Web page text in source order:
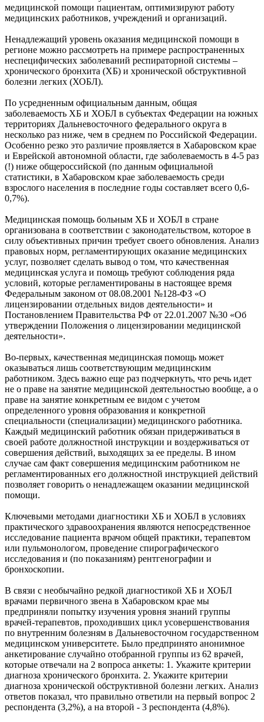
медицинской помощи пациентам, оптимизируют работу
медицинских работников, учреждений и организаций.
Ненадлежащий уровень оказания медицинской помощи в
регионе можно рассмотреть на примере распространенных
неспецифических заболеваний респираторной системы –
хронического бронхита (ХБ) и хронической обструктивной
болезни легких (ХОБЛ).
По усредненным официальным данным, общая
заболеваемость ХБ и ХОБЛ в субъектах Федерации на южных
территориях Дальневосточного федерального округа в
несколько раз ниже, чем в среднем по Российской Федерации.
Особенно резко это различие проявляется в Хабаровском крае
и Еврейской автономной области, где заболеваемость в 4-5 раз
(!) ниже общероссийской (по данным официальной
статистики, в Хабаровском крае заболеваемость среди
взрослого населения в последние годы составляет всего 0,6-
0,7%).
Медицинская помощь больным ХБ и ХОБЛ в стране
организована в соответствии с законодательством, которое в
силу объективных причин требует своего обновления. Анализ
правовых норм, регламентирующих оказание медицинских
услуг, позволяет сделать вывод о том, что качественная
медицинская услуга и помощь требуют соблюдения ряда
условий, которые регламентированы в настоящее время
Федеральным законом от 08.08.2001 №128-ФЗ «О
лицензировании отдельных видов деятельности» и
Постановлением Правительства РФ от 22.01.2007 №30 «Об
утверждении Положения о лицензировании медицинской
деятельности».
Во-первых, качественная медицинская помощь может
оказываться лишь соответствующим медицинским
работником. Здесь важно еще раз подчеркнуть, что речь идет
не о праве на занятие медицинской деятельностью вообще, а о
праве на занятие конкретным ее видом с учетом
определенного уровня образования и конкретной
специальности (специализации) медицинского работника.
Каждый медицинский работник обязан придерживаться в
своей работе должностной инструкции и воздерживаться от
совершения действий, выходящих за ее пределы. В ином
случае сам факт совершения медицинским работником не
регламентированных его должностной инструкцией действий
позволяет говорить о ненадлежащем оказании медицинской
помощи.
Ключевыми методами диагностики ХБ и ХОБЛ в условиях
практического здравоохранения являются непосредственное
исследование пациента врачом общей практики, терапевтом
или пульмонологом, проведение спирографического
исследования и (по показаниям) рентгенографии и
бронхоскопии.
В связи с необычайно редкой диагностикой ХБ и ХОБЛ
врачами первичного звена в Хабаровском крае мы
предприняли попытку изучения уровня знаний группы
врачей-терапевтов, проходивших цикл усовершенствования
по внутренним болезням в Дальневосточном государственном
медицинском университете. Было предпринято анонимное
анкетирование случайно отобранной группы из 62 врачей,
которые отвечали на 2 вопроса анкеты: 1. Укажите критерии
диагноза хронического бронхита. 2. Укажите критерии
диагноза хронической обструктивной болезни легких. Анализ
ответов показал, что правильно ответили на первый вопрос 2
респондента (3,2%), а на второй - 3 респондента (4,8%).